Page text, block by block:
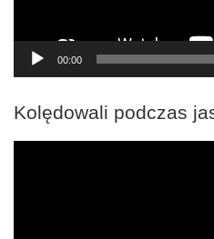
00:00
Kolędowali podczas